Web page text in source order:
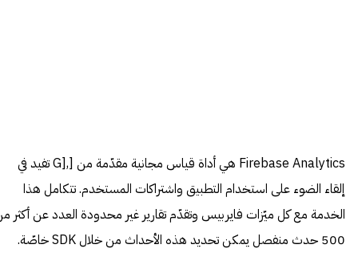
Firebase Analytics هي أداة قياس مجانية مقدّمة من [,[G تفيد في
إلقاء الضوء على استخدام التطبيق واشتراكات المستخدم. تتكامل هذا
الخدمة مع كل ميّزات فايربيس وتقدّم تقارير غير محدودة العدد عن أكثر
500 حدث منفصل يمكن تحديد هذه الأحداث من خلال SDK خاصّة.